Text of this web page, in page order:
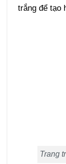
trắng để tạo
Trang